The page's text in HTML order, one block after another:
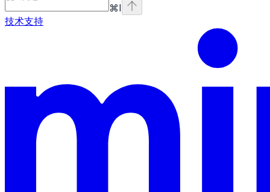
⌘I
技术支持